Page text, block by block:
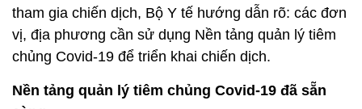
tham gia chiến dịch, Bộ Y tế hướng dẫn rõ: các đơn
vị, địa phương cần sử dụng Nền tảng quản lý tiêm
chủng Covid-19 để triển khai chiến dịch.
Nền tảng quản lý tiêm chủng Covid-19 đã sẵn